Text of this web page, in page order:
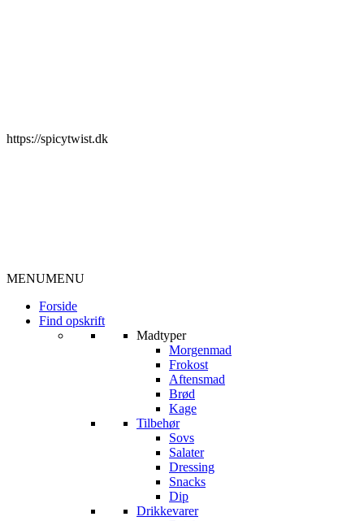
https://spicytwist.dk
MENUMENU
Forside
Find opskrift
Madtyper
Morgenmad
Frokost
Aftensmad
Brød
Kage
Tilbehør
Sovs
Salater
Dressing
Snacks
Dip
Drikkevarer